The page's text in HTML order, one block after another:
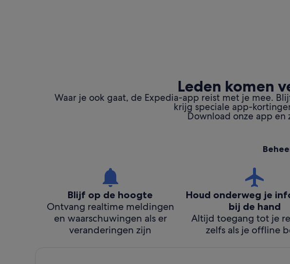
Leden komen
Waar je ook gaat, de Expedia-app reist met je mee.
krijg speciale app-
Download onze app
Blijf op de hoogte
Ontvang realtime meldingen
en waarschuwingen als er
veranderingen zijn
Houd onderweg je
bij de hand
Altijd toegang tot je
zelfs als je offline